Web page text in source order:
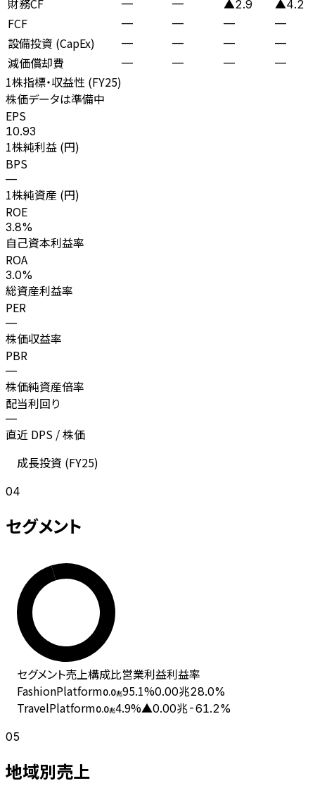
— — ▲2.9 ▲4.2
FCF — — — —
設備投資 (CapEx) — — — —
減価償却費 — — — —
1株指標・収益性 (FY25)
株価データは準備中
EPS
10.93
1株純利益 (円)
BPS
—
1株純資産 (円)
ROE
3.8%
自己資本利益率
ROA
3.0%
総資産利益率
PER
—
株価収益率
PBR
—
株価純資産倍率
配当利回り
—
直近 DPS / 株価
成長投資 (FY25)
04
セグメント
セグメント売上構成比営業利益利益率
FashionPlatform0.0兆95.1%0.00兆28.0%
TravelPlatform0.0兆4.9%▲0.00兆-61.2%
05
地域別売上